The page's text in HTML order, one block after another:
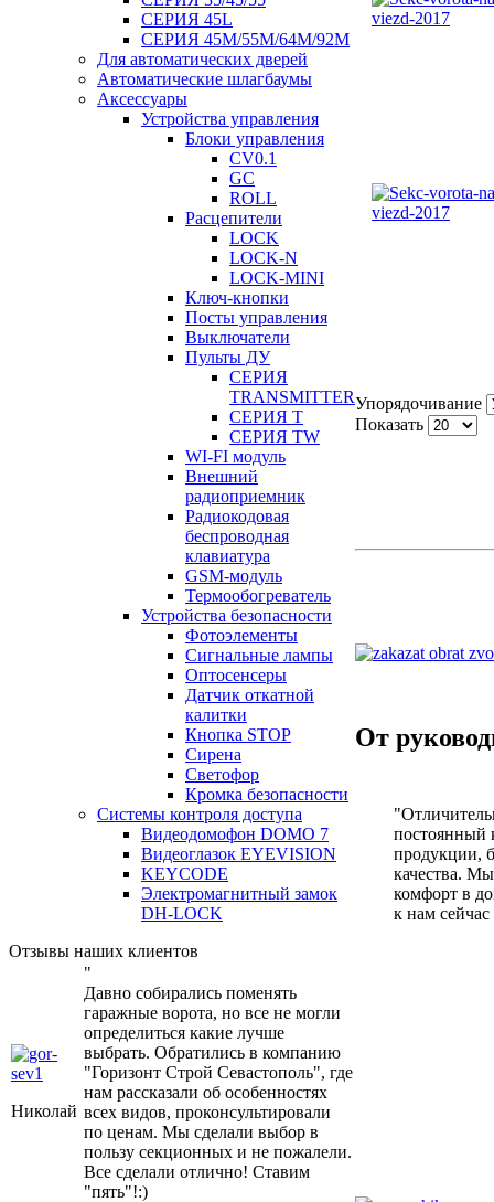
СЕРИЯ 45L
СЕРИЯ 45М/55M/64M/92M
Для автоматических дверей
Автоматические шлагбаумы
Аксессуары
Устройства управления
Блоки управления
CV0.1
GC
ROLL
Расцепители
LOCK
LOCK-N
LOCK-MINI
Ключ-кнопки
Посты управления
Выключатели
Пульты ДУ
СЕРИЯ
TRANSMITTER
СЕРИЯ T
СЕРИЯ TW
WI-FI модуль
Внешний
радиоприемник
Радиокодовая
беспроводная
клавиатура
GSM-модуль
Термообогреватель
Устройства безопасности
Фотоэлементы
Сигнальные лампы
Оптосенсеры
Датчик откатной
калитки
Кнопка STOP
Сирена
Светофор
Кромка безопасности
Системы контроля доступа
Видеодомофон DOMO 7
Видеоглазок EYEVISION
KEYCODE
Электромагнитный замок
DH-LOCK
Отзывы наших клиентов
Николай
"
Давно собирались поменять
гаражные ворота, но все не могли
определиться какие лучше
выбрать. Обратились в компанию
"Горизонт Строй Севастополь", где
нам рассказали об особенностях
всех видов, проконсультировали
по ценам. Мы сделали выбор в
пользу секционных и не пожалели.
Все сделали отлично! Ставим
"пять"!:)
Упорядочивание
Показать
От
постоянный
продукции,
качества.
комфорт в
к нам